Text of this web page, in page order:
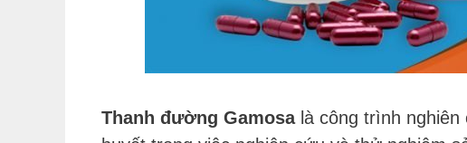
Thanh đường Gamosalà công trình nghiên